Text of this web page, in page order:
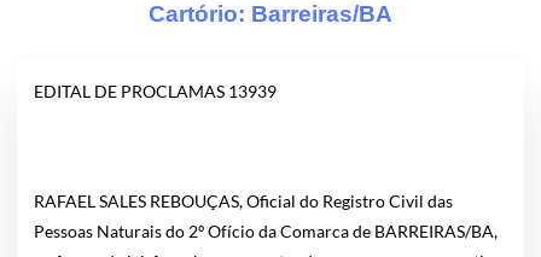
Cartório: Barreiras/BA
EDITAL DE PROCLAMAS 13939
RAFAEL SALES REBOUÇAS, Oficial do Registro Civil das
Pessoas Naturais do 2º Ofício da Comarca de BARREIRAS/BA,